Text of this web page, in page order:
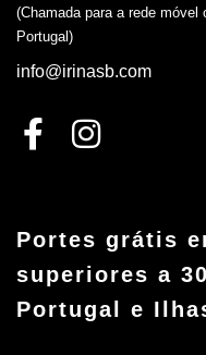
(Chamada para a rede
Portugal)
info@irinasb.com
Portes grátis
superiores a
Portugal e